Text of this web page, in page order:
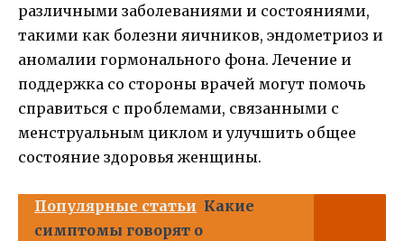
различными заболеваниями и состояниями,
такими как болезни яичников, эндометриоз и
аномалии гормонального фона. Лечение и
поддержка со стороны врачей могут помочь
справиться с проблемами, связанными с
менструальным циклом и улучшить общее
состояние здоровья женщины.
Популярные статьи Какие
симптомы говорят о